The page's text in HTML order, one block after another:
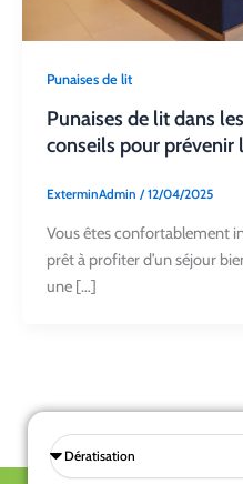
Punaises de lit
Punaises de lit dans
conseils pour prévenir
ExterminAdmin /12/04/2025
Vous êtes confortablement
prêt à profiter d’un séjour
une […]
Sélectionnez